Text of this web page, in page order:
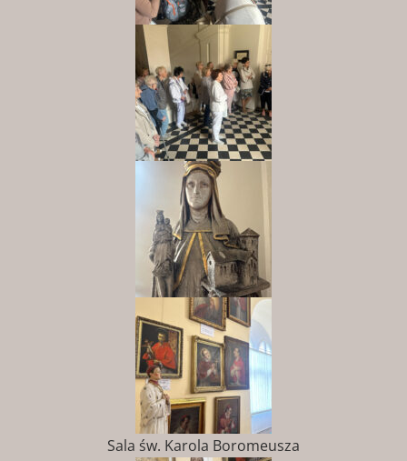
Sala św. Karola Boromeusza